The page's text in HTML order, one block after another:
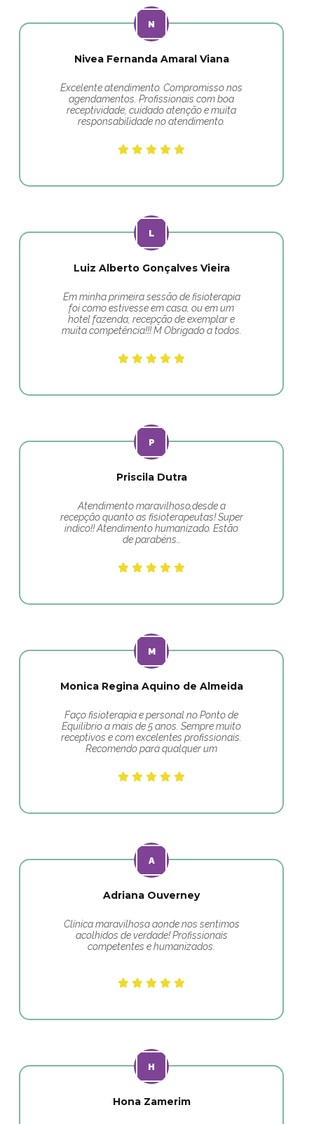
Nivea Fernanda Amaral Viana
Excelente atendimento. Compromisso nos
agendamentos. Profissionais com boa
receptividade, cuidado atenção e muita
responsabilidade no atendimento.
Luiz Alberto Gonçalves Vieira
Em minha primeira sessão de fisioterapia
foi como estivesse em casa, ou em um
hotel fazenda, recepção de exemplar e
muita competência!!! M Obrigado a todos.
Priscila Dutra
Atendimento maravilhoso,desde a
recepção quanto as fisioterapeutas! Super
indico!! Atendimento humanizado. Estão
de parabéns…
Monica Regina Aquino de Almeida
Faço fisioterapia e personal no Ponto de
Equilibrio a mais de 5 anos. Sempre muito
receptivos e com excelentes profissionais.
Recomendo para qualquer um
Adriana Ouverney
Clínica maravilhosa aonde nos sentimos
acolhidos de verdade! Profissionais
competentes e humanizados.
Hona Zamerim